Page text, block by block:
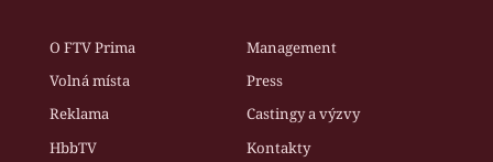
O FTV Prima
Management
Volná místa
Press
Reklama
Castingy a výzvy
HbbTV
Kontakty